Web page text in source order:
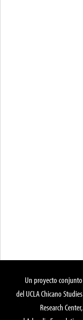
Un proyecto conjunto
del UCLA Chicano Studies
Research Center,